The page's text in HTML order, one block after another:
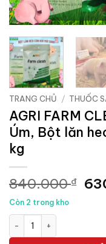
TRANG CHỦ / THUỐC
AGRI FARM
Úm, Bột lăn
kg
840.000₫ Giá
Còn 2 trong kho
AGRI FARM CLEAN